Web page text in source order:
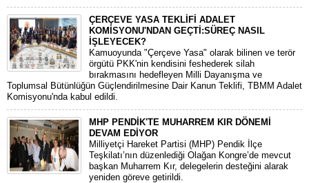
ÇERÇEVE YASA TEKLİFİ ADALET
KOMİSYONU'NDAN GEÇTİ:SÜREÇ NASIL
İŞLEYECEK?
​Kamuoyunda "Çerçeve Yasa" olarak bilinen ve terör
örgütü PKK'nin kendisini feshederek silah
bırakmasını hedefleyen Milli Dayanışma ve
Toplumsal Bütünlüğün Güçlendirilmesine Dair Kanun Teklifi, TBMM Adalet
Komisyonu'nda kabul edildi.
MHP PENDİK'TE MUHARREM KIR DÖNEMİ
DEVAM EDİYOR
​Milliyetçi Hareket Partisi (MHP) Pendik İlçe
Teşkilatı’nın düzenlediği Olağan Kongre’de mevcut
başkan Muharrem Kır, delegelerin desteğini alarak
yeniden göreve getirildi.